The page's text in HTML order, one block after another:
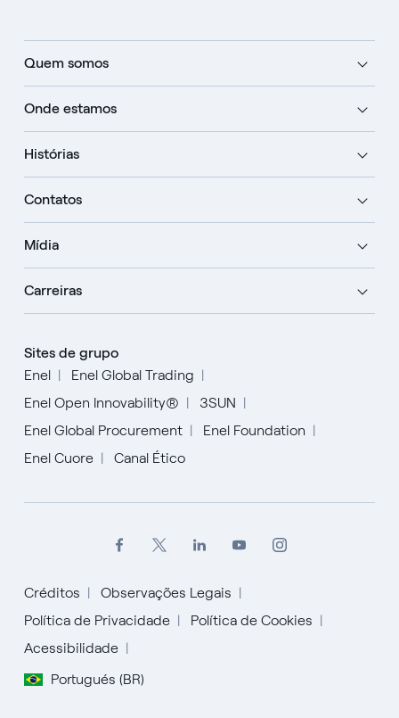
Quem somos
Onde estamos
Histórias
Contatos
Mídia
Carreiras
Sites de grupo
Enel
Enel Global Trading
Enel Open Innovability®
3SUN
Enel Global Procurement
Enel Foundation
Enel Cuore
Canal Ético
Créditos
Observações Legais
Política de Privacidade
Política de Cookies
Acessibilidade
Portugués (BR)
English
Español